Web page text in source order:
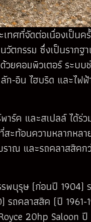
ทศที่จัดต่อเนื่องเป็น
กรรม ซึ่งเป็นรากฐา
ยคอมพิวเตอร์ ระบบ
-อิน ไฮบริด และไฟฟ้
าร์ค และสเปลล์ ได้ร่
ะท้อนความหลากหลา
ราณ และรถคลาสสิ
รพบุรุษ (ก่อนปี 1904)
รถคลาสสิค (ปี
20hp Saloon